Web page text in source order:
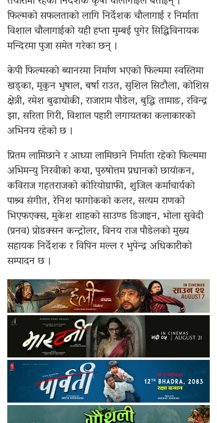
फिल्मको सफलताको लागि निर्देशक चौलागाई र निर्माता
विशाल चौलागाईको यही हप्ता मुम्बई पुगेर सिद्धिविनायक
मन्दिरमा पुजा समेत गरेका छन् ।
केपी फिल्मस्को ब्यानरमा निर्माण भएको फिल्ममा स्वस्तिमा
खड्का, मुकुन भुषाल, बर्षा राउत, सुशिल सिटौला, कोशिस
क्षेत्री, रमेश बुढाथोकी, राजाराम पौडेल, बुद्धि तामाङ, रविन्द्र
झा, सरिता गिरी, विशाल पहारी लगायतका कलाकारको
अभिनय रहेको छ ।
प्रितम लामिछाने र आध्या लामिछाने निर्माता रहेको फिल्ममा
अभिमन्यु निरवीको कथा, पुरुषोत्तम प्रधानको छायांकन,
कविराज गहतराजको कोरियोग्राफी, शुजिल कर्माचार्यको
पाश्र्व संगीत, रेनिश फागोकको कलर, सत्यम राणको
भिएफएक्स, मुकेश शाहको साउण्ड डिजाइन, भोला सुवेदी
(प्रनव) प्रोडक्सन कन्ट्रोलर, विनय राज पौडेलको मुख्य
सहायक निर्देशक र विपिन मल्ल र भुपेन्द्र अधिकारीको
सम्पादन छ ।